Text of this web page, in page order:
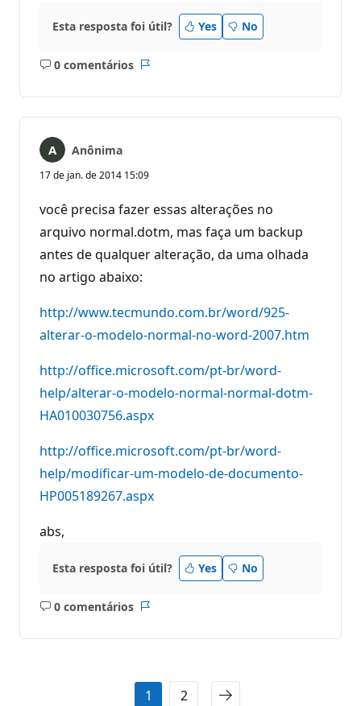
Esta resposta foi útil? Yes No
0 comentários
Sem
Anônima
17 de jan. de 2014 15:09
você precisa fazer essas alterações no
arquivo normal.dotm, mas faça um backup
antes de qualquer alteração, da uma olhada
no artigo abaixo:
http://www.tecmundo.com.br/word/925-
alterar-o-modelo-normal-no-word-2007.htm
http://office.microsoft.com/pt-br/word-
help/alterar-o-modelo-normal-normal-dotm-
HA010030756.aspx
http://office.microsoft.com/pt-br/word-
help/modificar-um-modelo-de-documento-
HP005189267.aspx
abs,
Esta resposta foi útil? Yes No
0 comentários
Sem
1 2